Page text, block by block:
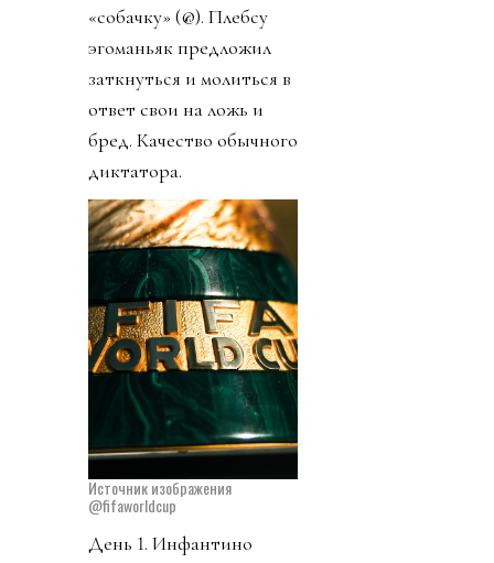
«собачку» (@). Плебсу
эгоманьяк предложил
заткнуться и молиться в
ответ свои на ложь и
бред. Качество обычного
диктатора.
Источник изображения
@fifaworldcup
День 1. Инфантино